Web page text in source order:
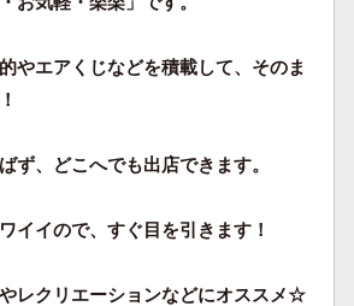
やエアくじなどを積載して、そのま
ず、どこへでも出店できます。
イイので、すぐ目を引きます！
レクリエーションなどにオススメ☆